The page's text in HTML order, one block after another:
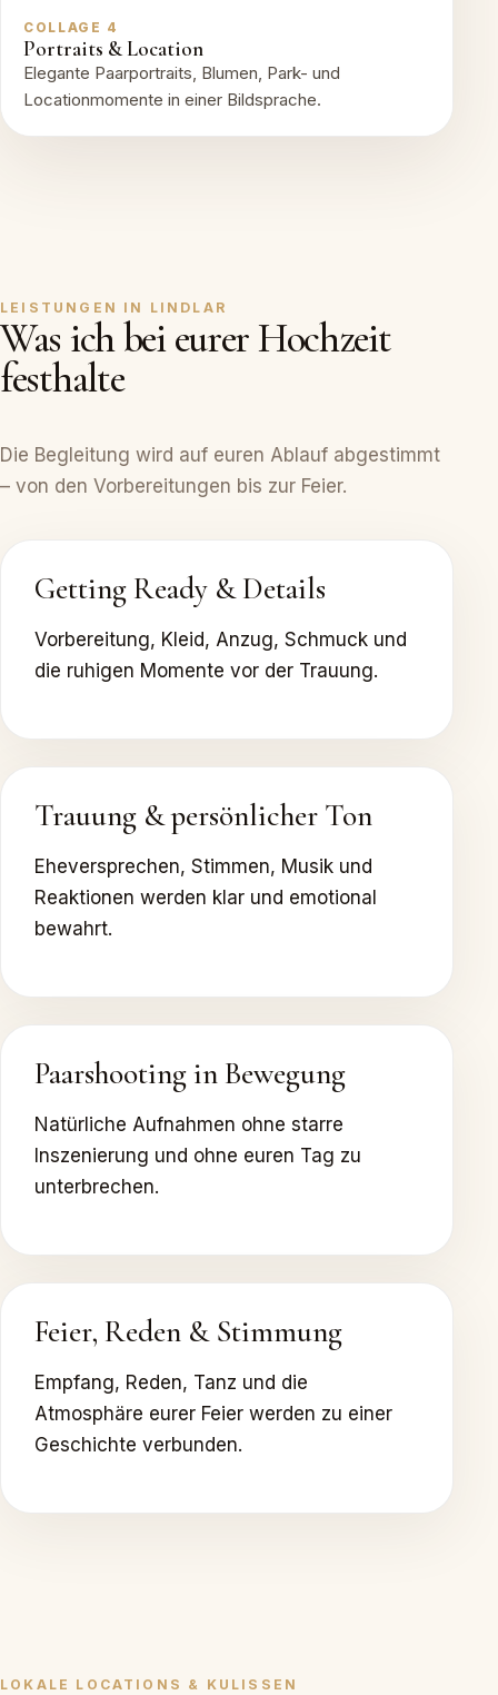
COLLAGE 4
Portraits & Location
Elegante Paarportraits, Blumen, Park- und
Locationmomente in einer Bildsprache.
LEISTUNGEN IN LINDLAR
Was ich bei eurer Hochzeit
festhalte
Die Begleitung wird auf euren Ablauf abgestimmt
– von den Vorbereitungen bis zur Feier.
Getting Ready & Details
Vorbereitung, Kleid, Anzug, Schmuck und
die ruhigen Momente vor der Trauung.
Trauung & persönlicher Ton
Eheversprechen, Stimmen, Musik und
Reaktionen werden klar und emotional
bewahrt.
Paarshooting in Bewegung
Natürliche Aufnahmen ohne starre
Inszenierung und ohne euren Tag zu
unterbrechen.
Feier, Reden & Stimmung
Empfang, Reden, Tanz und die
Atmosphäre eurer Feier werden zu einer
Geschichte verbunden.
LOKALE LOCATIONS & KULISSEN